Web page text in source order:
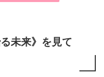
未来》を見て